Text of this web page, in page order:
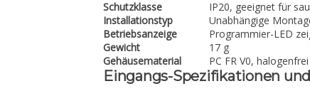
Schutzklasse
IP20, geeignet für
Installationstyp
Unabhängige
Betriebsanzeige
Programmier-LED
Gewicht
17 g
Gehäusematerial
PC FR V0, halogenfrei
Eingangs-Spezifikationen